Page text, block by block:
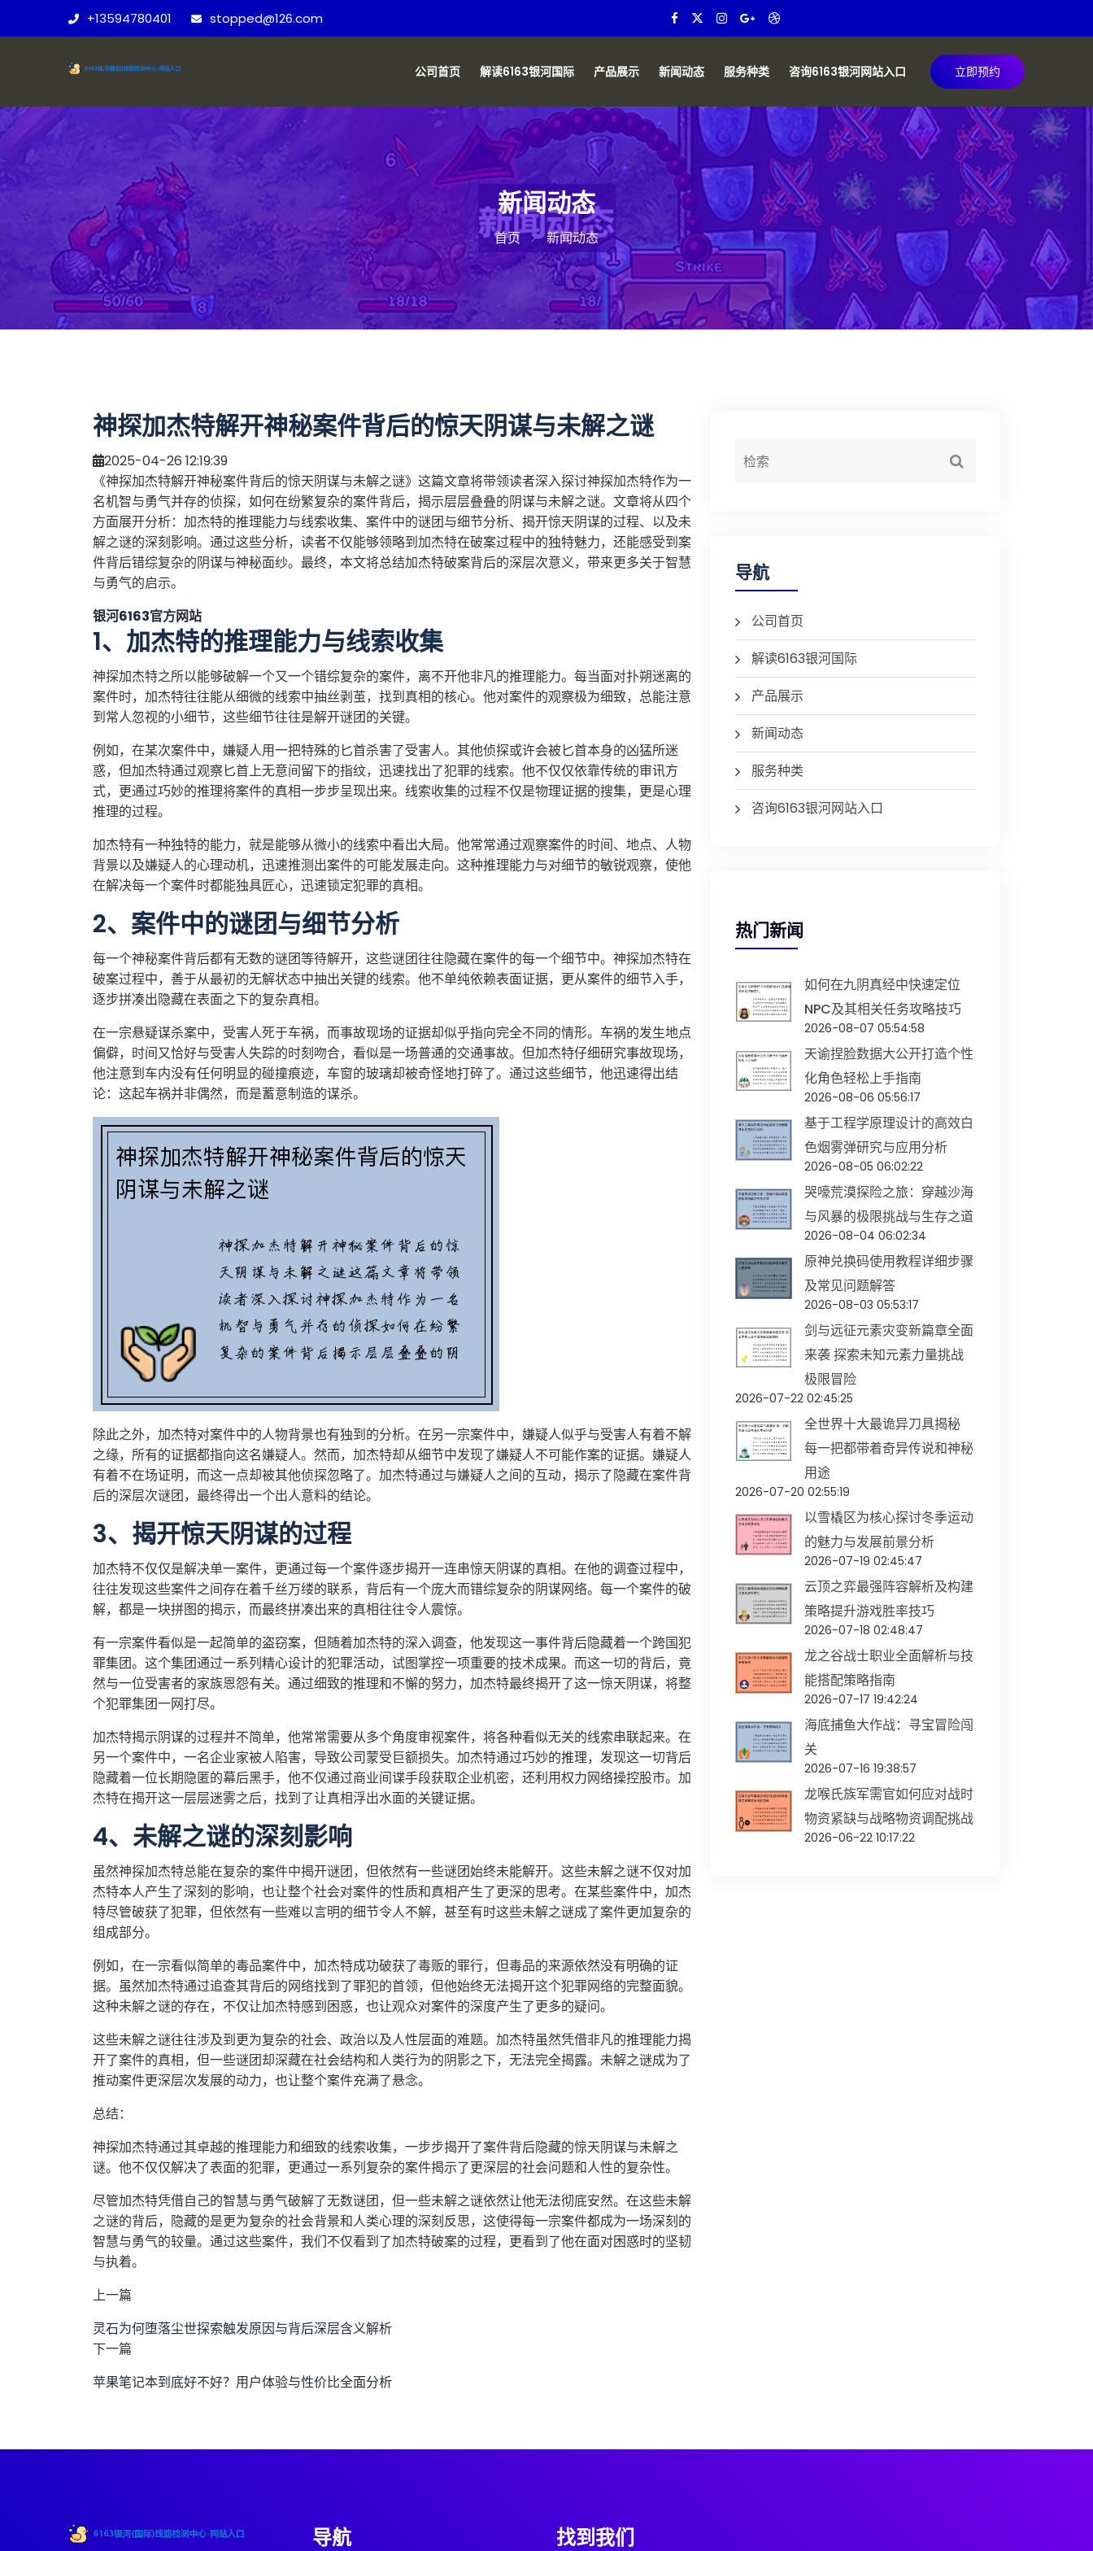
+13594780401 stopped@126.com
公司首页 解读6163银河国际 产品展示 新闻动态 服务种类 咨询6163银河网站入口 立即预约
新闻动态
首页 新闻动态
神探加杰特解开神秘案件背后的惊天阴谋与未解之谜
2025-04-26 12:19:39
《神探加杰特解开神秘案件背后的惊天阴谋与未解之谜》这篇文章将带领读者深入探讨神探加杰特作为一
名机智与勇气并存的侦探，如何在纷繁复杂的案件背后，揭示层层叠叠的阴谋与未解之谜。文章将从四个
方面展开分析：加杰特的推理能力与线索收集、案件中的谜团与细节分析、揭开惊天阴谋的过程、以及未
解之谜的深刻影响。通过这些分析，读者不仅能够领略到加杰特在破案过程中的独特魅力，还能感受到案
件背后错综复杂的阴谋与神秘面纱。最终，本文将总结加杰特破案背后的深层次意义，带来更多关于智慧
与勇气的启示。
银河6163官方网站
1、加杰特的推理能力与线索收集
神探加杰特之所以能够破解一个又一个错综复杂的案件，离不开他非凡的推理能力。每当面对扑朔迷离的
案件时，加杰特往往能从细微的线索中抽丝剥茧，找到真相的核心。他对案件的观察极为细致，总能注意
到常人忽视的小细节，这些细节往往是解开谜团的关键。
例如，在某次案件中，嫌疑人用一把特殊的匕首杀害了受害人。其他侦探或许会被匕首本身的凶猛所迷
惑，但加杰特通过观察匕首上无意间留下的指纹，迅速找出了犯罪的线索。他不仅仅依靠传统的审讯方
式，更通过巧妙的推理将案件的真相一步步呈现出来。线索收集的过程不仅是物理证据的搜集，更是心理
推理的过程。
加杰特有一种独特的能力，就是能够从微小的线索中看出大局。他常常通过观察案件的时间、地点、人物
背景以及嫌疑人的心理动机，迅速推测出案件的可能发展走向。这种推理能力与对细节的敏锐观察，使他
在解决每一个案件时都能独具匠心，迅速锁定犯罪的真相。
2、案件中的谜团与细节分析
每一个神秘案件背后都有无数的谜团等待解开，这些谜团往往隐藏在案件的每一个细节中。神探加杰特在
破案过程中，善于从最初的无解状态中抽出关键的线索。他不单纯依赖表面证据，更从案件的细节入手，
逐步拼凑出隐藏在表面之下的复杂真相。
在一宗悬疑谋杀案中，受害人死于车祸，而事故现场的证据却似乎指向完全不同的情形。车祸的发生地点
偏僻，时间又恰好与受害人失踪的时刻吻合，看似是一场普通的交通事故。但加杰特仔细研究事故现场，
他注意到车内没有任何明显的碰撞痕迹，车窗的玻璃却被奇怪地打碎了。通过这些细节，他迅速得出结
论：这起车祸并非偶然，而是蓄意制造的谋杀。
除此之外，加杰特对案件中的人物背景也有独到的分析。在另一宗案件中，嫌疑人似乎与受害人有着不解
之缘，所有的证据都指向这名嫌疑人。然而，加杰特却从细节中发现了嫌疑人不可能作案的证据。嫌疑人
有着不在场证明，而这一点却被其他侦探忽略了。加杰特通过与嫌疑人之间的互动，揭示了隐藏在案件背
后的深层次谜团，最终得出一个出人意料的结论。
3、揭开惊天阴谋的过程
加杰特不仅仅是解决单一案件，更通过每一个案件逐步揭开一连串惊天阴谋的真相。在他的调查过程中，
往往发现这些案件之间存在着千丝万缕的联系，背后有一个庞大而错综复杂的阴谋网络。每一个案件的破
解，都是一块拼图的揭示，而最终拼凑出来的真相往往令人震惊。
有一宗案件看似是一起简单的盗窃案，但随着加杰特的深入调查，他发现这一事件背后隐藏着一个跨国犯
罪集团。这个集团通过一系列精心设计的犯罪活动，试图掌控一项重要的技术成果。而这一切的背后，竟
然与一位受害者的家族恩怨有关。通过细致的推理和不懈的努力，加杰特最终揭开了这一惊天阴谋，将整
个犯罪集团一网打尽。
加杰特揭示阴谋的过程并不简单，他常常需要从多个角度审视案件，将各种看似无关的线索串联起来。在
另一个案件中，一名企业家被人陷害，导致公司蒙受巨额损失。加杰特通过巧妙的推理，发现这一切背后
隐藏着一位长期隐匿的幕后黑手，他不仅通过商业间谍手段获取企业机密，还利用权力网络操控股市。加
杰特在揭开这一层层迷雾之后，找到了让真相浮出水面的关键证据。
4、未解之谜的深刻影响
虽然神探加杰特总能在复杂的案件中揭开谜团，但依然有一些谜团始终未能解开。这些未解之谜不仅对加
杰特本人产生了深刻的影响，也让整个社会对案件的性质和真相产生了更深的思考。在某些案件中，加杰
特尽管破获了犯罪，但依然有一些难以言明的细节令人不解，甚至有时这些未解之谜成了案件更加复杂的
组成部分。
例如，在一宗看似简单的毒品案件中，加杰特成功破获了毒贩的罪行，但毒品的来源依然没有明确的证
据。虽然加杰特通过追查其背后的网络找到了罪犯的首领，但他始终无法揭开这个犯罪网络的完整面貌。
这种未解之谜的存在，不仅让加杰特感到困惑，也让观众对案件的深度产生了更多的疑问。
这些未解之谜往往涉及到更为复杂的社会、政治以及人性层面的难题。加杰特虽然凭借非凡的推理能力揭
开了案件的真相，但一些谜团却深藏在社会结构和人类行为的阴影之下，无法完全揭露。未解之谜成为了
推动案件更深层次发展的动力，也让整个案件充满了悬念。
总结：
神探加杰特通过其卓越的推理能力和细致的线索收集，一步步揭开了案件背后隐藏的惊天阴谋与未解之
谜。他不仅仅解决了表面的犯罪，更通过一系列复杂的案件揭示了更深层的社会问题和人性的复杂性。
尽管加杰特凭借自己的智慧与勇气破解了无数谜团，但一些未解之谜依然让他无法彻底安然。在这些未解
之谜的背后，隐藏的是更为复杂的社会背景和人类心理的深刻反思，这使得每一宗案件都成为一场深刻的
智慧与勇气的较量。通过这些案件，我们不仅看到了加杰特破案的过程，更看到了他在面对困惑时的坚韧
与执着。
上一篇
灵石为何堕落尘世探索触发原因与背后深层含义解析
下一篇
苹果笔记本到底好不好？用户体验与性价比全面分析
导航
公司首页
解读6163银河国际
产品展示
新闻动态
服务种类
咨询6163银河网站入口
热门新闻
如何在九阴真经中快速定位
NPC及其相关任务攻略技巧
2026-08-07 05:54:58
天谕捏脸数据大公开打造个性
化角色轻松上手指南
2026-08-06 05:56:17
基于工程学原理设计的高效白
色烟雾弹研究与应用分析
2026-08-05 06:02:22
哭嚎荒漠探险之旅：穿越沙海
与风暴的极限挑战与生存之道
2026-08-04 06:02:34
原神兑换码使用教程详细步骤
及常见问题解答
2026-08-03 05:53:17
剑与远征元素灾变新篇章全面
来袭 探索未知元素力量挑战
极限冒险
2026-07-22 02:45:25
全世界十大最诡异刀具揭秘
每一把都带着奇异传说和神秘
用途
2026-07-20 02:55:19
以雪橇区为核心探讨冬季运动
的魅力与发展前景分析
2026-07-19 02:45:47
云顶之弈最强阵容解析及构建
策略提升游戏胜率技巧
2026-07-18 02:48:47
龙之谷战士职业全面解析与技
能搭配策略指南
2026-07-17 19:42:24
海底捕鱼大作战：寻宝冒险闯
关
2026-07-16 19:38:57
龙喉氏族军需官如何应对战时
物资紧缺与战略物资调配挑战
2026-06-22 10:17:22
导航 找到我们